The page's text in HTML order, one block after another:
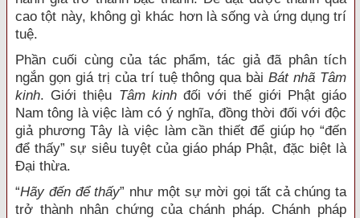
cao tột này, không gì khác hơn là sống và ứng dụng trí
tuệ.
Phần cuối cùng của tác phẩm, tác giả đã phân tích
ngắn gọn giá trị của trí tuệ thông qua bàiBát nhã Tâm
kinh. Giới thiệu Tâm kinhđối với thế giới Phật giáo
Nam tông là việc làm có ý nghĩa, đồng thời đối với độc
giả phương Tây là việc làm cần thiết để giúp họ “đến
để thấy” sự siêu tuyệt của giáo pháp Phật, đặc biệt là
Đại thừa.
“Hãy đến để thấy” như một sự mời gọi tất cả chúng ta
trở thành nhân chứng của chánh pháp. Chánh pháp